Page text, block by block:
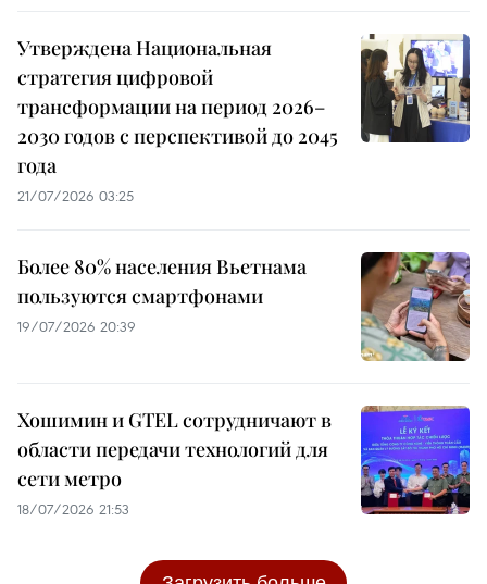
Утверждена Национальная
стратегия цифровой
трансформации на период 2026–
2030 годов с перспективой до 2045
года
21/07/2026 03:25
Более 80% населения Вьетнама
пользуются смартфонами
19/07/2026 20:39
Хошимин и GTEL сотрудничают в
области передачи технологий для
сети метро
18/07/2026 21:53